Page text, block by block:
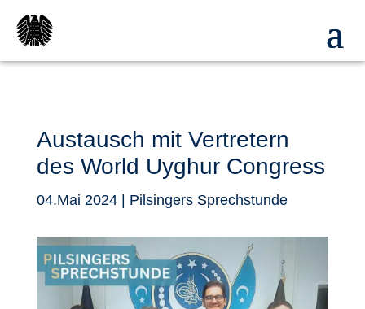
Austausch mit Vertretern
des World Uyghur Congress
04.Mai 2024| Pilsingers Sprechstunde